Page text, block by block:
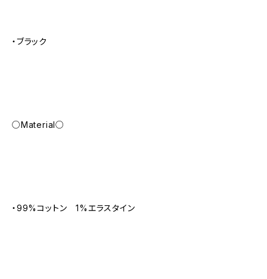
・ブラック
○Material○
・99%コットン 1%エラスタイン